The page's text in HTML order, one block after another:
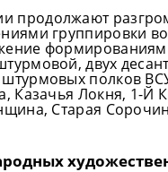
продолжают
группировки
двух
полков
Казачья Локня, 1-Й
Старая